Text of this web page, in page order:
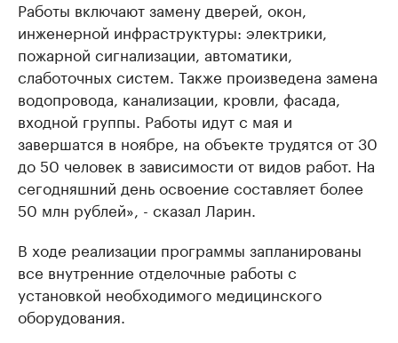
Работы включают замену дверей, окон,
инженерной инфраструктуры: электрики,
пожарной сигнализации, автоматики,
слаботочных систем. Также произведена замена
водопровода, канализации, кровли, фасада,
входной группы. Работы идут с мая и
завершатся в ноябре, на объекте трудятся от 30
до 50 человек в зависимости от видов работ. На
сегодняшний день освоение составляет более
50 млн рублей», - сказал Ларин.
В ходе реализации программы запланированы
все внутренние отделочные работы с
установкой необходимого медицинского
оборудования.